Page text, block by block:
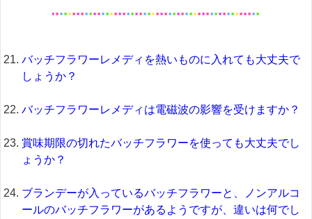
バッチフラワーレメディを熱いものに入れても大丈夫で
しょうか？
バッチフラワーレメディは電磁波の影響を受けますか？
賞味期限の切れたバッチフラワーを使っても大丈夫でし
ょうか？
ブランデーが入っているバッチフラワーと、ノンアルコ
ールのバッチフラワーがあるようですが、違いは何でし